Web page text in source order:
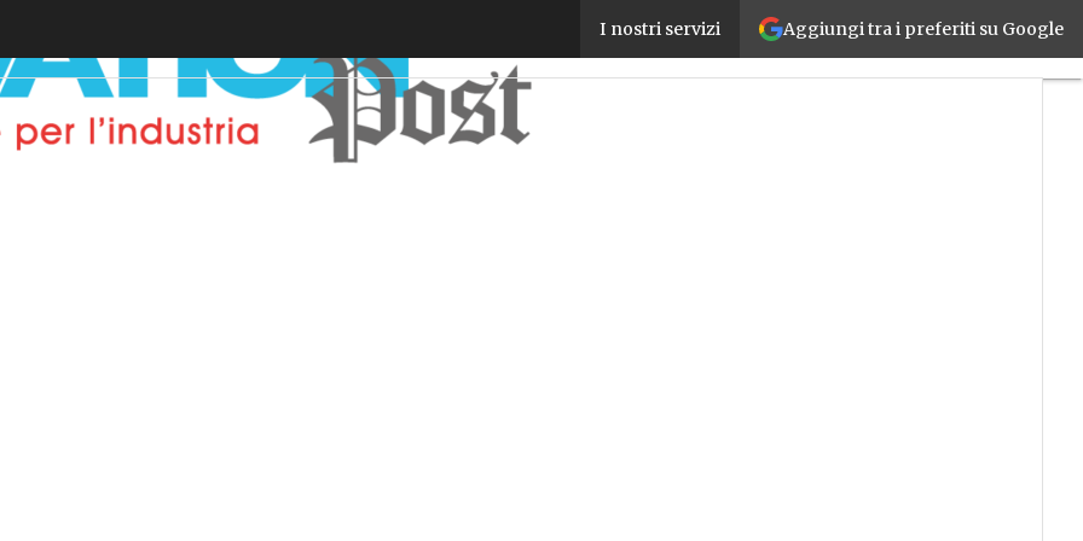
Aggiungi tra i preferiti su Google
I nostri servizi
Twinings Ovaltine si affida a SAP per migliorare